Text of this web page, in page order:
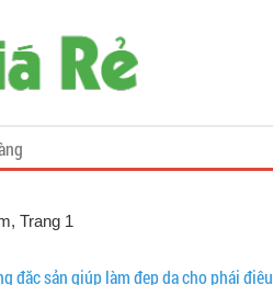
, Trang 1
đặc sản giúp làm đẹp da cho phái điệu